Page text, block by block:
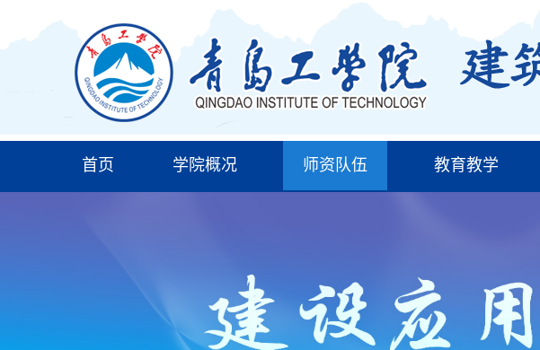
首页 学院概况 师资队伍 教育教学